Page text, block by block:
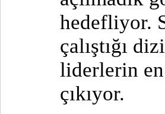
hedefliyor.
çalıştığı
liderlerin
çıkıyor.